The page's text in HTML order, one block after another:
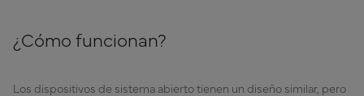
¿Cómo funcionan?
Los dispositivos de sistema abierto tienen un diseño similar, pero